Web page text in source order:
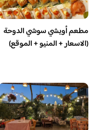
مطعم أويشي سوشي الدوحة
(الاسعار + المنيو + الموقع)